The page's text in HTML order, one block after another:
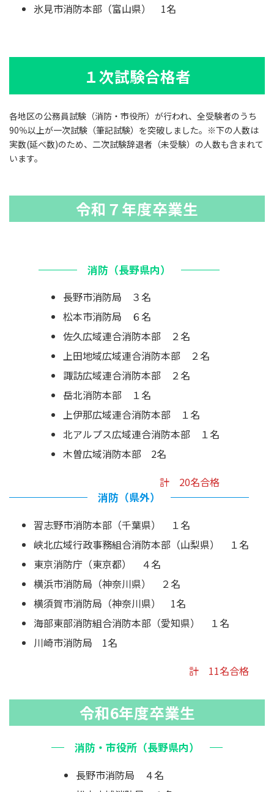
氷見市消防本部（富山県） 1名
１次試験合格者
各地区の公務員試験（消防・市役所）が行われ、全受験者のうち
90％以上が一次試験（筆記試験）を突破しました。※下の人数は
実数(延べ数)のため、二次試験辞退者（未受験）の人数も含まれて
います。
令和７年度卒業生
消防（長野県内）
長野市消防局 ３名
松本市消防局 ６名
佐久広域連合消防本部 ２名
上田地域広域連合消防本部 ２名
諏訪広域連合消防本部 ２名
岳北消防本部 １名
上伊那広域連合消防本部 １名
北アルプス広域連合消防本部 １名
木曽広域消防本部 2名
計 20名合格
消防（県外）
習志野市消防本部（千葉県） １名
峡北広域行政事務組合消防本部（山梨県） １名
東京消防庁（東京都） ４名
横浜市消防局（神奈川県） ２名
横須賀市消防局（神奈川県） 1名
海部東部消防組合消防本部（愛知県） １名
川崎市消防局 1名
計 11名合格
令和6年度卒業生
消防・市役所（長野県内）
長野市消防局 ４名